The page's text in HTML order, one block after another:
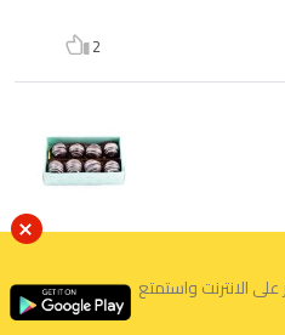
2
الانترنت واستمتع